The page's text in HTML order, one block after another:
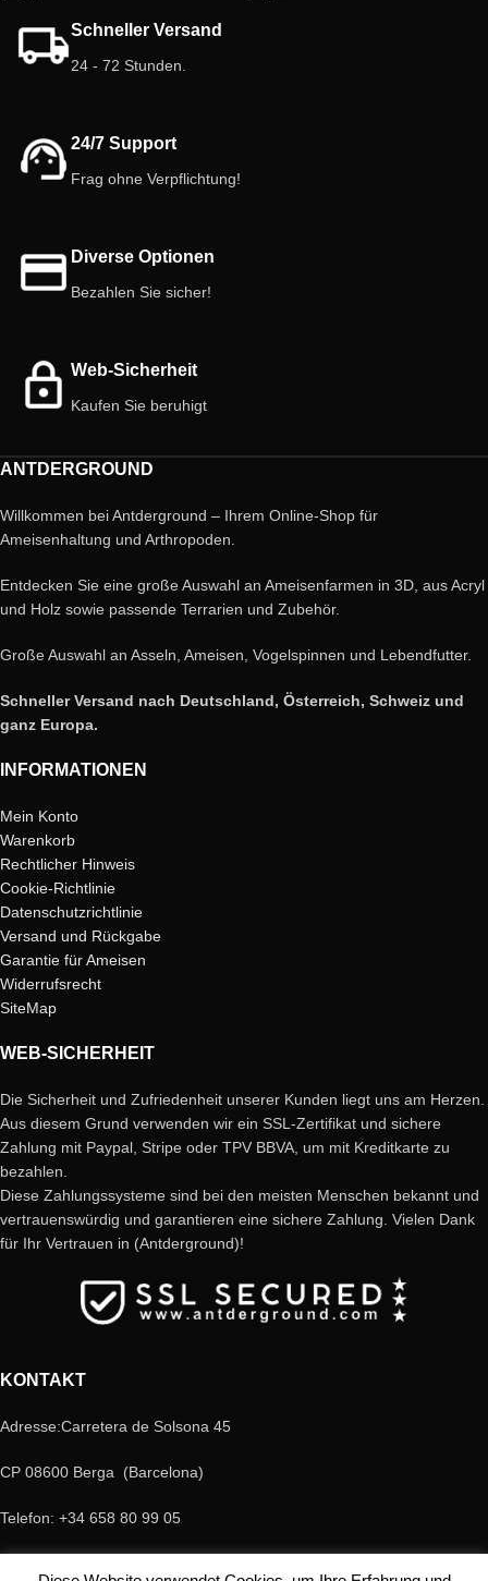
Schneller Versand
24 - 72 Stunden.
24/7 Support
Frag ohne Verpflichtung!
Diverse Optionen
Bezahlen Sie sicher!
Web-Sicherheit
Kaufen Sie beruhigt
ANTDERGROUND
Willkommen bei Antderground – Ihrem Online-Shop für
Ameisenhaltung und Arthropoden.
Entdecken Sie eine große Auswahl an Ameisenfarmen in 3D, aus Acryl
und Holz sowie passende Terrarien und Zubehör.
Große Auswahl an Asseln, Ameisen, Vogelspinnen und Lebendfutter.
Schneller Versand nach Deutschland, Österreich, Schweiz und
ganz Europa.
INFORMATIONEN
Mein Konto
Warenkorb
Rechtlicher Hinweis
Cookie-Richtlinie
Datenschutzrichtlinie
Versand und Rückgabe
Garantie für Ameisen
Widerrufsrecht
SiteMap
WEB-SICHERHEIT
Die Sicherheit und Zufriedenheit unserer Kunden liegt uns am Herzen.
Aus diesem Grund verwenden wir ein SSL-Zertifikat und sichere
Zahlung mit Paypal, Stripe oder TPV BBVA, um mit Kreditkarte zu
bezahlen.
Diese Zahlungssysteme sind bei den meisten Menschen bekannt und
vertrauenswürdig und garantieren eine sichere Zahlung. Vielen Dank
für Ihr Vertrauen in (Antderground)!
KONTAKT
Adresse:Carretera de Solsona 45
CP 08600 Berga (Barcelona)
Telefon: +34 658 80 99 05